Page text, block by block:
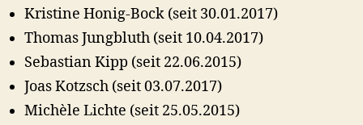
Kristine Honig-Bock (seit 30.01.2017)
Thomas Jungbluth (seit 10.04.2017)
Sebastian Kipp (seit 22.06.2015)
Joas Kotzsch (seit 03.07.2017)
Michèle Lichte (seit 25.05.2015)